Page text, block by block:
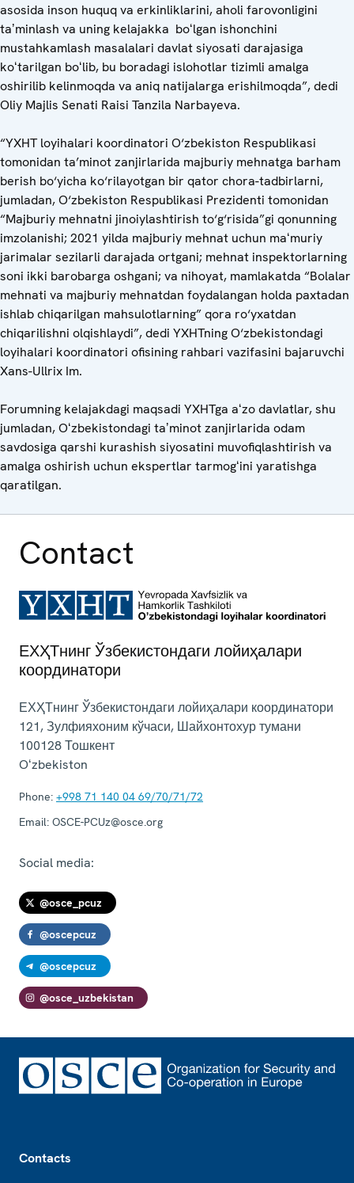
asosida inson huquq va erkinliklarini, aholi farovonligini
taʼminlash va uning kelajakka boʻlgan ishonchini
mustahkamlash masalalari davlat siyosati darajasiga
koʻtarilgan boʻlib, bu boradagi islohotlar tizimli amalga
oshirilib kelinmoqda va aniq natijalarga erishilmoqda”, dedi
Oliy Majlis Senati Raisi Tanzila Narbayeva.
“YXHT loyihalari koordinatori O‘zbekiston Respublikasi
tomonidan ta’minot zanjirlarida majburiy mehnatga barham
berish bo‘yicha ko‘rilayotgan bir qator chora-tadbirlarni,
jumladan, O‘zbekiston Respublikasi Prezidenti tomonidan
“Majburiy mehnatni jinoiylashtirish to‘g‘risida”gi qonunning
imzolanishi; 2021 yilda majburiy mehnat uchun maʻmuriy
jarimalar sezilarli darajada ortgani; mehnat inspektorlarning
soni ikki barobarga oshgani; va nihoyat, mamlakatda “Bolalar
mehnati va majburiy mehnatdan foydalangan holda paxtadan
ishlab chiqarilgan mahsulotlarning” qora ro‘yxatdan
chiqarilishni olqishlaydi”, dedi YXHTning O‘zbekistondagi
loyihalari koordinatori ofisining rahbari vazifasini bajaruvchi
Xans-Ullrix Im.
Forumning kelajakdagi maqsadi YXHTga aʻzo davlatlar, shu
jumladan, Oʻzbekistondagi taʼminot zanjirlarida odam
savdosiga qarshi kurashish siyosatini muvofiqlashtirish va
amalga oshirish uchun ekspertlar tarmogʻini yaratishga
qaratilgan.
Contact
ЕХҲТнинг Ўзбекистондаги лойиҳалари
координатори
ЕХҲТнинг Ўзбекистондаги лойиҳалари координатори
121, Зулфияхоним кўчаси, Шайхонтохур тумани
100128Тошкент
Oʻzbekiston
Phone: +998 71 140 04 69/70/71/72
Email: OSCE-PCUz@osce.org
Social media:
@osce_pcuz
@oscepcuz
@oscepcuz
@osce_uzbekistan
Contacts